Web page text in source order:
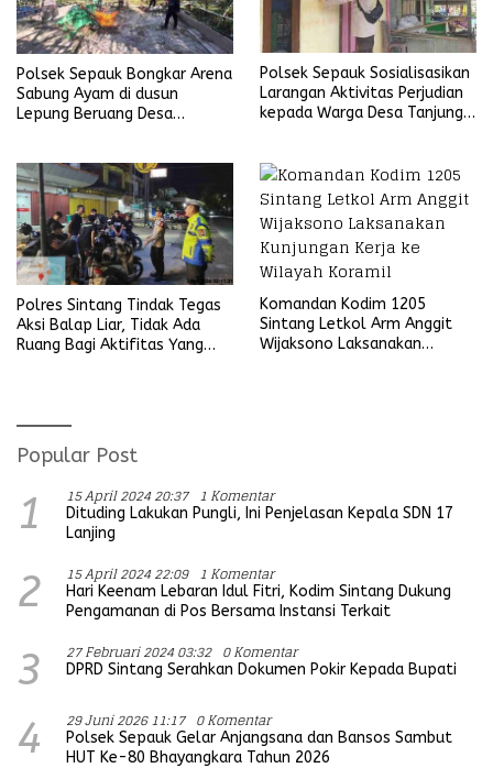
Polsek Sepauk Bongkar Arena
Sabung Ayam di dusun
Lepung Beruang Desa
Polsek Sepauk Sosialisasikan
Larangan Aktivitas Perjudian
kepada Warga Desa Tanjung
Polres Sintang Tindak Tegas
Aksi Balap Liar, Tidak Ada
Ruang Bagi Aktifitas Yang
Komandan Kodim 1205
Sintang Letkol Arm Anggit
Wijaksono Laksanakan
Popular Post
1 15 April 2024 20:37 1 Komentar
Dituding Lakukan Pungli, Ini Penjelasan Kepala SDN 17
Lanjing
2 15 April 2024 22:09 1 Komentar
Hari Keenam Lebaran Idul Fitri, Kodim Sintang Dukung
Pengamanan di Pos Bersama Instansi Terkait
3 27 Februari 2024 03:32 0 Komentar
DPRD Sintang Serahkan Dokumen Pokir Kepada Bupati
4 29 Juni 2026 11:17 0 Komentar
Polsek Sepauk Gelar Anjangsana dan Bansos Sambut
HUT Ke-80 Bhayangkara Tahun 2026